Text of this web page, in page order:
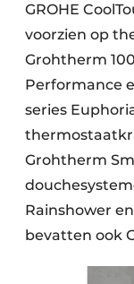
GROHE
voorzien op
Grohtherm
Performance
series
Grohtherm
Rainshower
bevatten ook